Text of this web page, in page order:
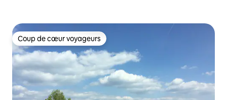
Coup de cœur voyageurs
Coup de cœur voyageurs